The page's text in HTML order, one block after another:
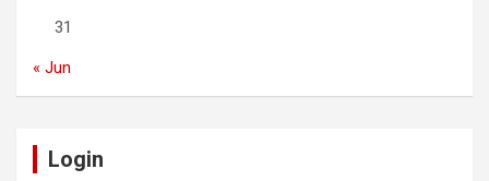
31
« Jun
Login